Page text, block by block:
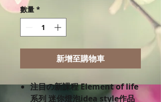
數量 *
新增至購物車
注目の新課程 Element of life
系列 迷你燈泡idea style作品